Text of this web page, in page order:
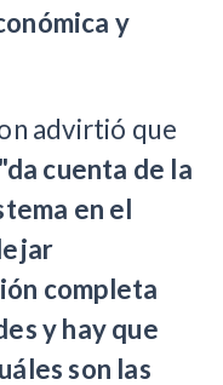
y
advirtió que
"da cuenta de la
en el
completa
y hay que
son las